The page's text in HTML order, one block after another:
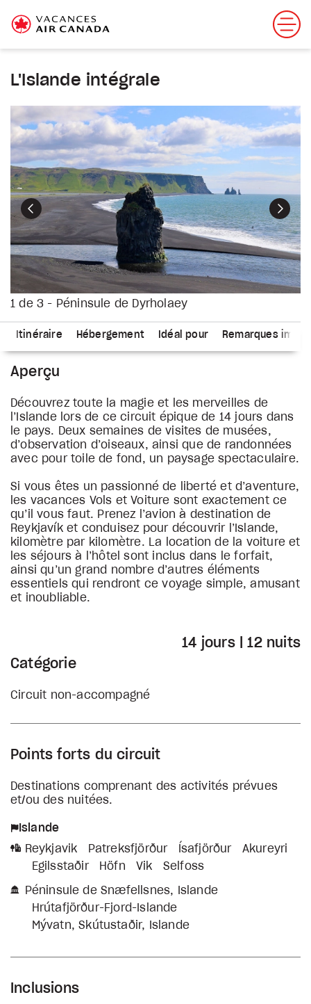
L'Islande intégrale
1 de 3 - Péninsule de Dyrholaey
Précédent
Itinéraire Hébergement Idéal pour Remarques
Aperçu
Découvrez toute la magie et les merveilles de
l’Islande lors de ce circuit épique de 14 jours dans
le pays. Deux semaines de visites de musées,
d’observation d’oiseaux, ainsi que de randonnées
avec pour toile de fond, un paysage spectaculaire.
Si vous êtes un passionné de liberté et d’aventure,
les vacances Vols et Voiture sont exactement ce
qu’il vous faut. Prenez l’avion à destination de
Reykjavík et conduisez pour découvrir l’Islande,
kilomètre par kilomètre. La location de la voiture et
les séjours à l’hôtel sont inclus dans le forfait,
ainsi qu’un grand nombre d’autres éléments
essentiels qui rendront ce voyage simple, amusant
et inoubliable.
14 jours | 12 nuits
Catégorie
Circuit non-accompagné
Points forts du circuit
Destinations comprenant des activités prévues
et/ou des nuitées.
Islande
Reykjavik
Patreksfjörður Ísafjörður
Akureyri
Egilsstaðir
Höfn Vik Selfoss
Péninsule de Snæfellsnes, Islande
Hrútafjörður-Fjord-Islande
Mývatn, Skútustaðir, Islande
Inclusions